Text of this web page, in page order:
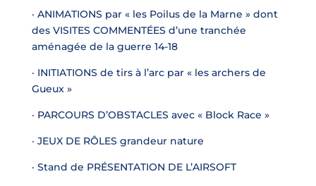
· ANIMATIONS par « les Poilus de la Marne » dont
desVISITES COMMENTÉES d’une tranchée
aménagée de la guerre 14-18
· INITIATIONS de tirs à l’arc par « les archers de
Gueux »
· PARCOURS D’OBSTACLES avec « Block Race »
· JEUX DE RÔLES grandeur nature
· Stand de PRÉSENTATION DE L’AIRSOFT